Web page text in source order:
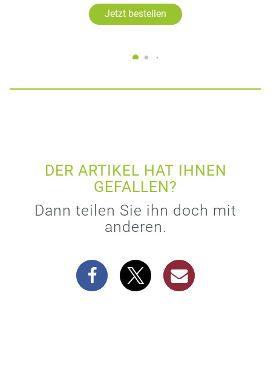
Jetzt bestellen
DER ARTIKEL HAT IHNEN
GEFALLEN?
Dann teilen Sie ihn doch mit
anderen.